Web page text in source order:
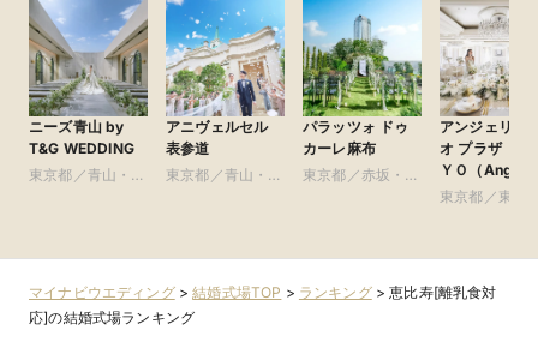
ニーズ青山 by
T&G WEDDING
東京都／青山・表
アニヴェルセル
表参道
東京都／青山・表
パラッツォ ドゥ
カーレ麻布
東京都／赤坂・六
アンジェリオ
オ プラザ ＴＯ
ＹＯ（
au plaza
東京都／東京
マイナビウエディング>結婚式場TOP > ランキング>恵比寿[離乳食対
応]の結婚式場ランキング